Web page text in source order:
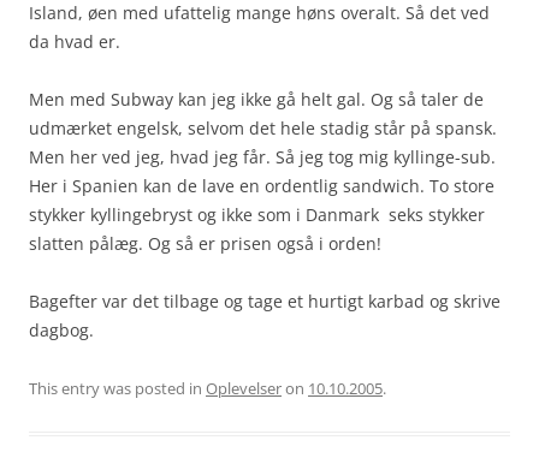
Island, øen med ufattelig mange høns overalt. Så det ved
da hvad er.
Men med Subway kan jeg ikke gå helt gal. Og så taler de
udmærket engelsk, selvom det hele stadig står på spansk.
Men her ved jeg, hvad jeg får. Så jeg tog mig kyllinge-sub.
Her i Spanien kan de lave en ordentlig sandwich. To store
stykker kyllingebryst og ikke som i Danmark  seks stykker
slatten pålæg. Og så er prisen også i orden!
Bagefter var det tilbage og tage et hurtigt karbad og skrive
dagbog.
This entry was posted in Oplevelseron 10.10.2005.